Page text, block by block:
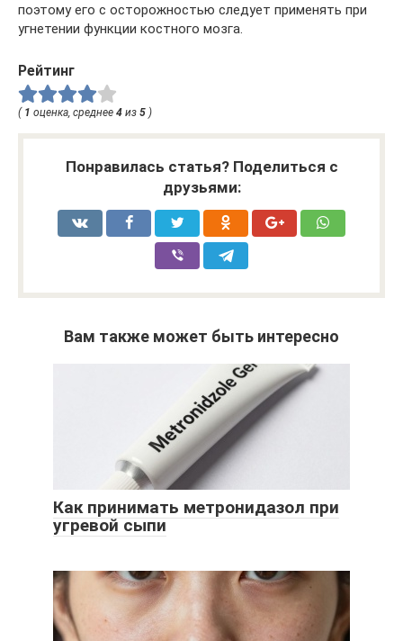
поэтому его с осторожностью следует применять при
угнетении функции костного мозга.
Рейтинг
( 1 оценка, среднее 4 из 5 )
Понравилась статья? Поделиться с
друзьями:
Вам также может быть интересно
Как принимать метронидазол при
угревой сыпи